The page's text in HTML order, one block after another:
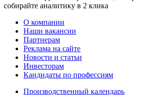
собирайте аналитику в 2 клика
О компании
Наши вакансии
Партнерам
Реклама на сайте
Новости и статьи
Инвесторам
Кандидаты по профессиям
Производственный календарь